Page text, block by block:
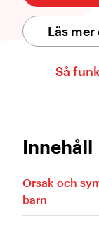
Läs
Så
Innehåll
Orsak och
barn